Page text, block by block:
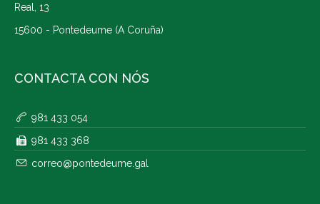
Real, 13
15600 - Pontedeume (A Coruña)
CONTACTA CON NÓS
981 433 054
981 433 368
correo@pontedeume.gal